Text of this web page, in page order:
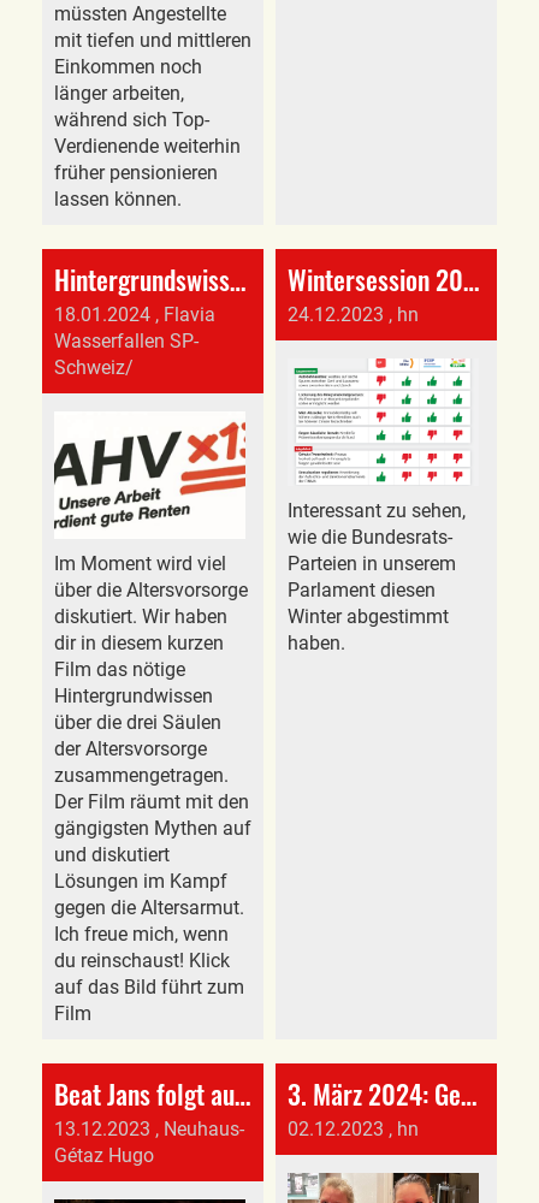
müssten Angestellte
mit tiefen und mittleren
Einkommen noch
länger arbeiten,
während sich Top-
Verdienende weiterhin
früher pensionieren
lassen können.
Hintergrundswissen über die Altersvorsorge
18.01.2024 , Flavia
Wasserfallen SP-
Schweiz/
Im Moment wird viel
über die Altersvorsorge
diskutiert. Wir haben
dir in diesem kurzen
Film das nötige
Hintergrundwissen
über die drei Säulen
der Altersvorsorge
zusammengetragen.
Der Film räumt mit den
gängigsten Mythen auf
und diskutiert
Lösungen im Kampf
gegen die Altersarmut.
Ich freue mich, wenn
du reinschaust! Klick
auf das Bild führt zum
Film
Wintersession 2023: So haben die Parteien abgestimmt
24.12.2023 , hn
Interessant zu sehen,
wie die Bundesrats-
Parteien in unserem
Parlament diesen
Winter abgestimmt
haben.
Beat Jans folgt auf Alain Berset im Bundesrat
13.12.2023 , Neuhaus-
Gétaz Hugo
3. März 2024: Gemeindewahlen
02.12.2023 , hn